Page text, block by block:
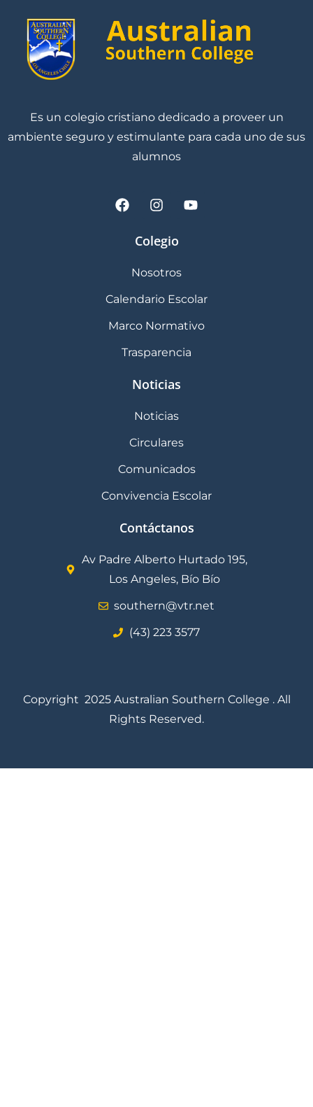
4° BLUE
Vivallo
YELLOW
5° BLUE
Camila
Muñoz
Eliud
Guiñez
Campos
Es un colegio cristiano dedicado a proveer un
ambiente seguro y estimulante para cada uno de sus
alumnos
Colegio
Nosotros
Calendario Escolar
Marco Normativo
Trasparencia
Noticias
Noticias
Circulares
Comunicados
Convivencia Escolar
Contáctanos
Av Padre Alberto Hurtado 195,
Los Angeles, Bío Bío
southern@vtr.net
(43) 223 3577
Copyright 2025 Australian Southern College . All
Rights Reserved.